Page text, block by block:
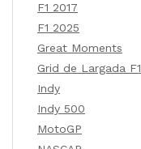
F1 2017
F1 2025
Great Moments
Grid de Largada F1
Indy
Indy 500
MotoGP